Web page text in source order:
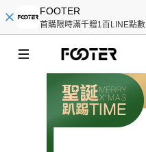
FOOTER
首購限時滿千贈1百LINE點數